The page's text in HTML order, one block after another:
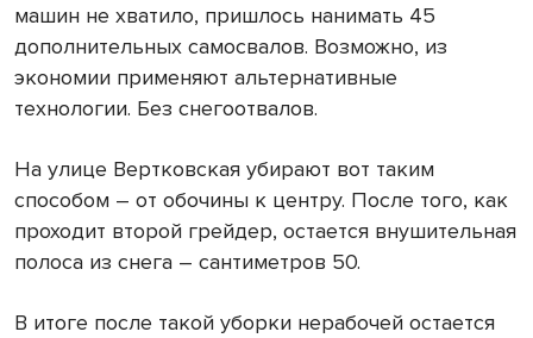
машин не хватило, пришлось нанимать 45
дополнительных самосвалов. Возможно, из
экономии применяют альтернативные
технологии. Без снегоотвалов.
На улице Вертковская убирают вот таким
способом – от обочины к центру. После того, как
проходит второй грейдер, остается внушительная
полоса из снега – сантиметров 50.
В итоге после такой уборки нерабочей остается